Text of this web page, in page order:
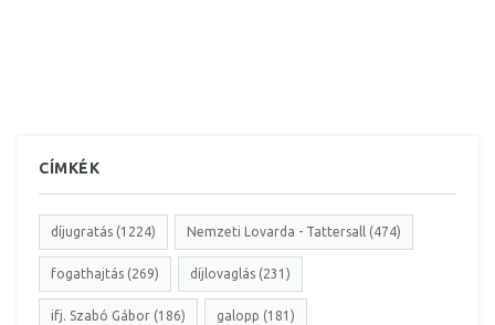
CÍMKÉK
díjugratás (1224) Nemzeti Lovarda - Tattersall (474)
fogathajtás (269) díjlovaglás (231)
ifj. Szabó Gábor (186) galopp (181)